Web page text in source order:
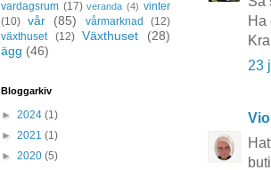
Ha
23
vardagsrum (17) veranda (4) vinter
(10) vår (85) vårmarknad
(12)
växthuset
(12) Växthuset
(28)
ägg (46)
Bloggarkiv
► 2024 (1)
► 2021 (1)
► 2020 (5)